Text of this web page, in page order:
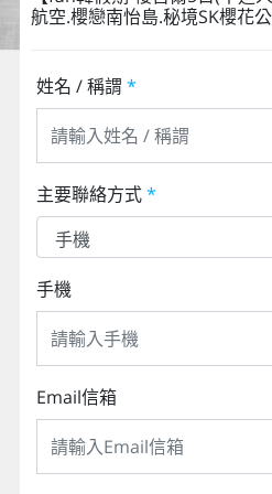
航空.櫻戀南怡島.秘境SK櫻花
姓名 / 稱謂 *
主要聯絡方式*
手機
Email信箱